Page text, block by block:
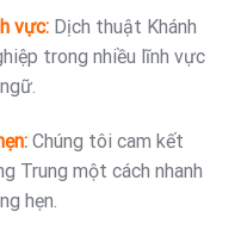
vực:Dịch thuật Khánh
trong nhiều lĩnh vực
Chúng tôi cam kết
Trung một cách nhanh
hẹn.